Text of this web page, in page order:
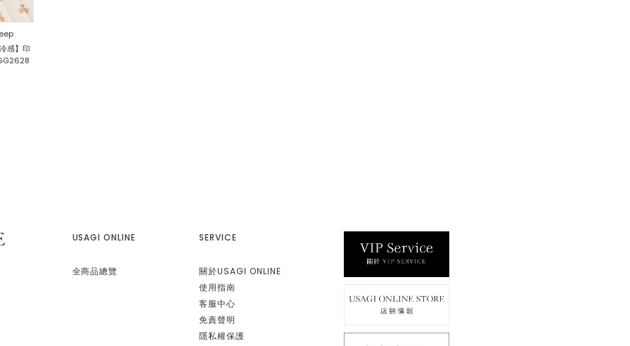
感】印
USAGI ONLINE
全商品總覽
SERVICE
關於USAGI ONLINE
使用指南
客服中心
免責聲明
隱私權保護